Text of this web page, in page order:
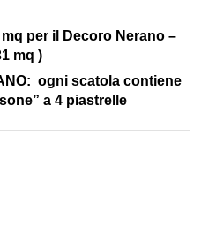
mq per il Decoro Nerano –
mq )
ogni scatola contiene
a 4 piastrelle